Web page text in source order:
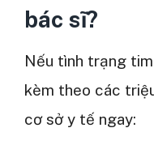
bác sĩ?
Nếu tình trạng
kèm theo các
cơ sở y tế ngay: